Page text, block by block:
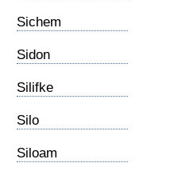
Sichem
Sidon
Silifke
Silo
Siloam